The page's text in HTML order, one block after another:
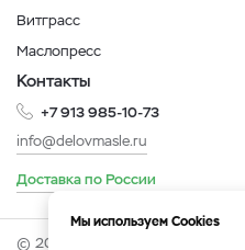
Витграсс
Маслопресс
Контакты
+7 913 985-10-73
info@delovmasle.ru
Доставка по России
© 2026 Интернет-магазин "Дело
Мы используем Cookies